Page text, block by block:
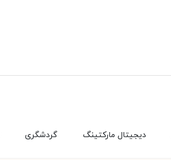
گردشگری دیجیتال مارکتینگ